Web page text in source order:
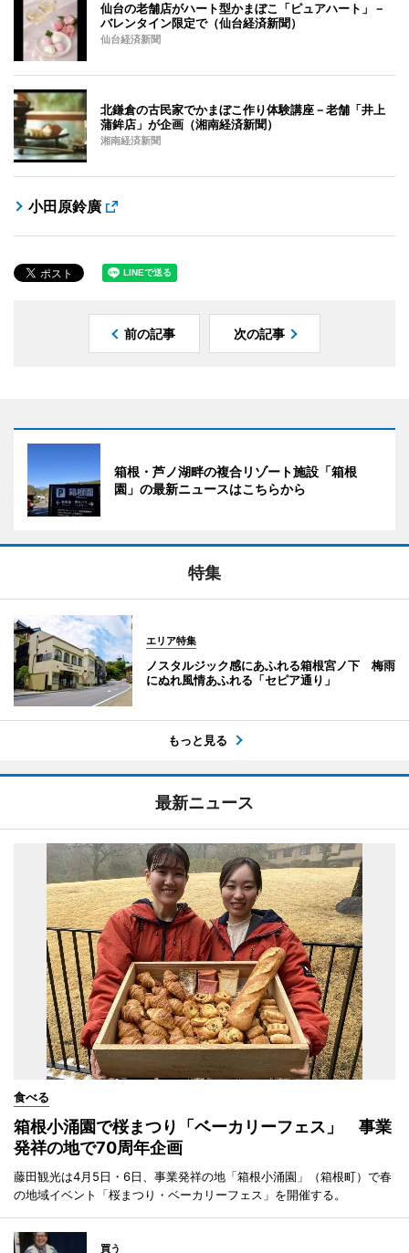
仙台の老舗店がハート型かまぼこ「ピュアハート」－
バレンタイン限定で（仙台経済新聞）
仙台経済新聞
北鎌倉の古民家でかまぼこ作り体験講座－老舗「井上
蒲鉾店」が企画（湘南経済新聞）
湘南経済新聞
小田原鈴廣
前の記事 次の記事
箱根・芦ノ湖畔の複合リゾート施設「箱根
園」の最新ニュースはこちらから
特集
エリア特集
ノスタルジック感にあふれる箱根宮ノ下 梅雨
にぬれ風情あふれる「セピア通り」
もっと見る
最新ニュース
食べる
箱根小涌園で桜まつり「ベーカリーフェス」 事業
発祥の地で70周年企画
藤田観光は4月5日・6日、事業発祥の地「箱根小涌園」（箱根町）で春
の地域イベント「桜まつり・ベーカリーフェス」を開催する。
買う